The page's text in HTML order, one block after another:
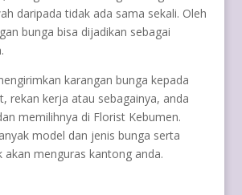
daripada tidak ada sama sekali. Oleh
bunga bisa dijadikan sebagai
karangan bunga kepada
rekan kerja atau sebagainya, anda
memilihnya di Florist Kebumen.
model dan jenis bunga serta
akan menguras kantong anda.